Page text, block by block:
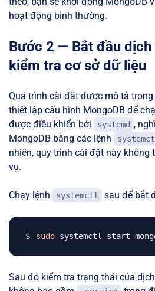
hoạt động bình thường.
Bước 2 — Bắt đầu dịch
kiểm tra cơ sở dữ liệu
Quá trình cài đặt được mô tả
thiết lập cấu hình MongoDB để
được điều khiển bởi
systemd ,
MongoDB bằng các lệnh
nhiên, quy trình cài đặt này không
vụ.
Chạy lệnh systemctl sau để bắt
sudo
Sau đó kiểm tra trạng thái của